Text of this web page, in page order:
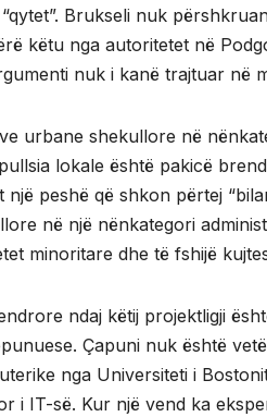
Brukseli nuk
këtu nga autoritetet në
nuk i kanë trajtuar në
urbane shekullore në
lokale është pakicë
një peshë që shkon përtej
në një nënkategori
minoritare dhe të fshijë
ndaj këtij projektligji
Çapuni nuk është
nga Universiteti i
i IT-së. Kur një vend ka